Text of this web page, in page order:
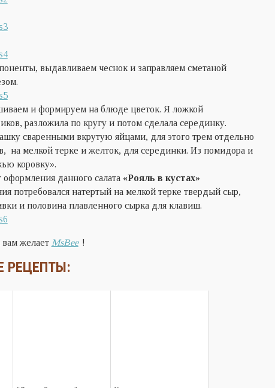
выдавливаем чеснок и заправляем сметаной
и формируем на блюде цветок. Я ложкой
разложила по кругу и потом сделала серединку.
сваренными вкрутую яйцами, для этого трем отдельно
на мелкой терке и желток, для серединки. Из помидора и
коровку».
данного салата «Рояль в кустах»
потребовался натертый на мелкой терке твердый сыр,
и половина плавленного сырка для клавиш.
вам желает MsBee !
РЕЦЕПТЫ: